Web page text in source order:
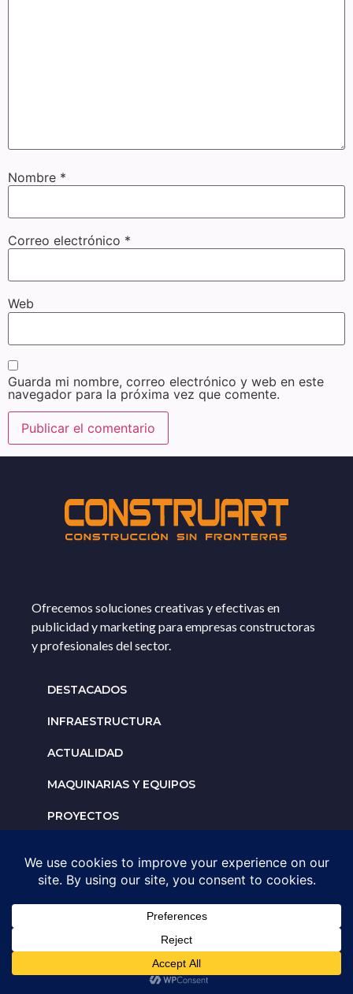
Nombre *
Correo electrónico *
Web
Guarda mi nombre, correo electrónico y web en este
navegador para la próxima vez que comente.
Ofrecemos soluciones creativas y efectivas en
publicidad y marketing para empresas constructoras
y profesionales del sector.
DESTACADOS
INFRAESTRUCTURA
ACTUALIDAD
MAQUINARIAS Y EQUIPOS
PROYECTOS
Solicita un espacio para
tu negocio
AGENDA UNA ASESORÍA